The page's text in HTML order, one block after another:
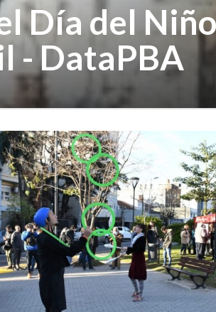
Día del
- DataPBA